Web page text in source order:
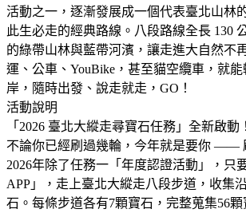
活動之一，逐漸發展成一個代表臺北山林
此生必走的經典路線。八段路線全長 130
的綠帶山林與藍帶河濱，讓走進大自然不
運、公車、YouBike，甚至貓空纜車，就
岸，隨時出發、說走就走，GO！
活動說明
「2026 臺北大縱走尋寶石任務」全新啟動！
不論你已經刷過幾輪，今年就是要你 ——
2026年除了任務一「年度認證活動」，只
APP」，走上臺北大縱走八段步道，收集
石。每條步道各有7顆寶石，完整蒐集56